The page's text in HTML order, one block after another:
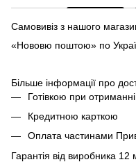
Самовивіз з нашого
«Нововю поштою» по
Більше інформації про
Готівкою при отриманні
Кредитною карткою
Оплата частинами
Гарантія від виробника 12